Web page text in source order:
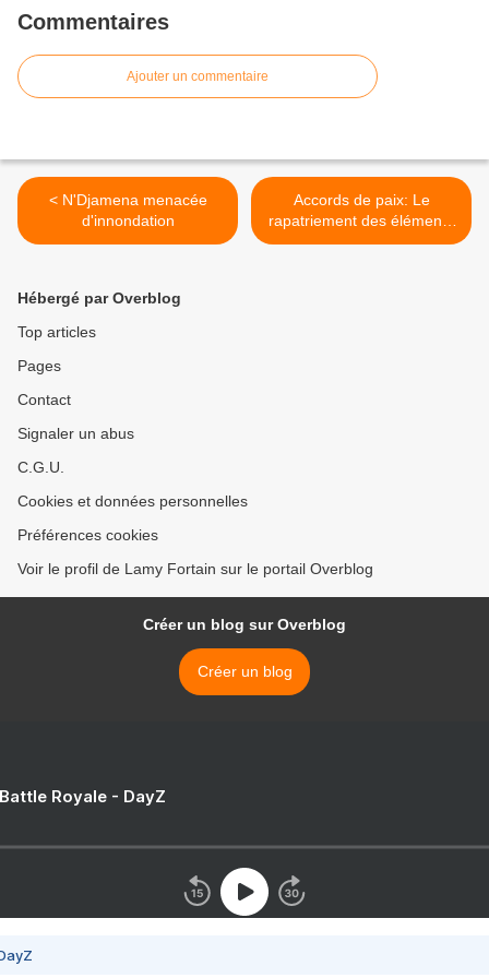
Commentaires
Ajouter un commentaire
< N'Djamena menacée
d'innondation
Accords de paix: Le
rapatriement des éléments
de Baba Ladé se complique
Hébergé par Overblog
Top articles
Pages
Contact
Signaler un abus
C.G.U.
Cookies et données personnelles
Préférences cookies
Voir le profil de Lamy Fortain sur le portail Overblog
Créer un blog sur Overblog
Créer un blog
Royale - DayZ